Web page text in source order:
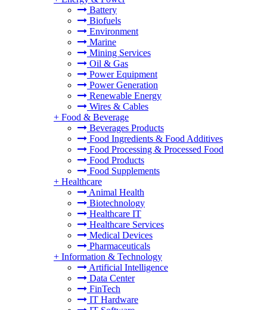
Battery
Biofuels
Environment
Marine
Mining Services
Oil & Gas
Power Equipment
Power Generation
Renewable Energy
Wires & Cables
+ Food & Beverage
Beverages Products
Food Ingredients & Food Additives
Food Processing & Processed Food
Food Products
Food Supplements
+ Healthcare
Animal Health
Biotechnology
Healthcare IT
Healthcare Services
Medical Devices
Pharmaceuticals
+ Information & Technology
Artificial Intelligence
Data Center
FinTech
IT Hardware